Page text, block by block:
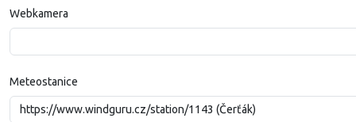
Webkamera
Meteostanice